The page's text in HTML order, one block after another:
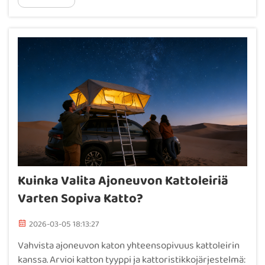
nukkumiseen, tavaran säilyttämiseen ja...
Kuinka Valita Ajoneuvon Kattoleiriä
Varten Sopiva Katto?
2026-03-05 18:13:27
Vahvista ajoneuvon katon yhteensopivuus kattoleirin
kanssa. Arvioi katton tyyppi ja kattoristikkojärjestelmä: